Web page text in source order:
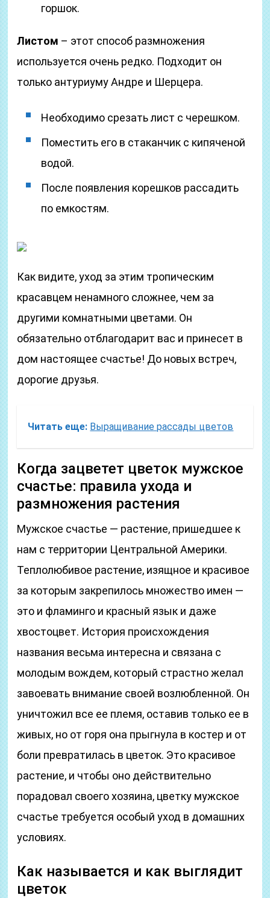
горшок.
Листом – этот способ размножения
используется очень редко. Подходит он
только антуриуму Андре и Шерцера.
Необходимо срезать лист с черешком.
Поместить его в стаканчик с кипяченой
водой.
После появления корешков рассадить
по емкостям.
Как видите, уход за этим тропическим
красавцем ненамного сложнее, чем за
другими комнатными цветами. Он
обязательно отблагодарит вас и принесет в
дом настоящее счастье! До новых встреч,
дорогие друзья.
Читать еще: Выращивание рассады цветов
Когда зацветет цветок мужское
счастье: правила ухода и
размножения растения
Мужское счастье — растение, пришедшее к
нам с территории Центральной Америки.
Теплолюбивое растение, изящное и красивое
за которым закрепилось множество имен —
это и фламинго и красный язык и даже
хвостоцвет. История происхождения
названия весьма интересна и связана с
молодым вождем, который страстно желал
завоевать внимание своей возлюбленной. Он
уничтожил все ее племя, оставив только ее в
живых, но от горя она прыгнула в костер и от
боли превратилась в цветок. Это красивое
растение, и чтобы оно действительно
порадовал своего хозяина, цветку мужское
счастье требуется особый уход в домашних
условиях.
Как называется и как выглядит
цветок